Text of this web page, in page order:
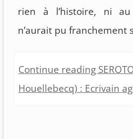
rien à l’histoire, ni
n’aurait pu franchement
Continue reading
Houellebecq) : Ecrivain